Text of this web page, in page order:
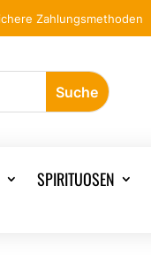
Zahlungsmethoden
SPIRITUOSEN